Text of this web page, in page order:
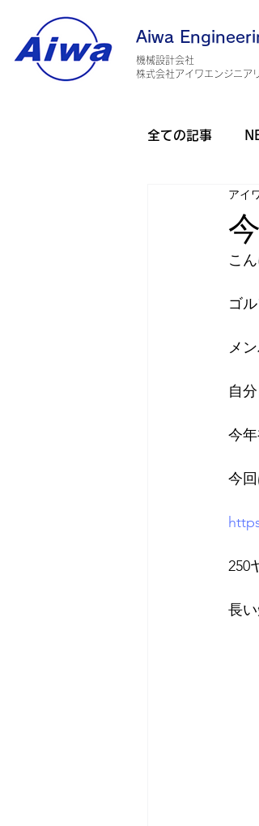
Aiwa
機械設計会社
株式会社アイワエンジニア
全ての記事
旅行・観光
アイワゴル
アイ
こ
ゴ
メ
自
今
今
250
長